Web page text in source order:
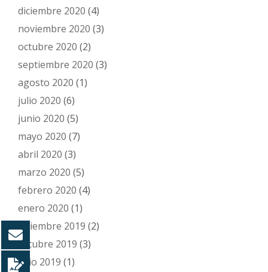
diciembre 2020 (4)
noviembre 2020 (3)
octubre 2020 (2)
septiembre 2020 (3)
agosto 2020 (1)
julio 2020 (6)
junio 2020 (5)
mayo 2020 (7)
abril 2020 (3)
marzo 2020 (5)
febrero 2020 (4)
enero 2020 (1)
diciembre 2019 (2)
octubre 2019 (3)
julio 2019 (1)